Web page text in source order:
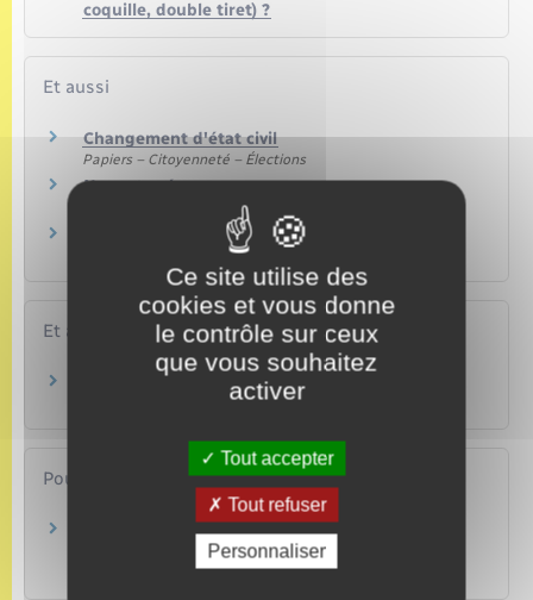
coquille, double tiret) ?
Et aussi
Changement d'état civil
Papiers – Citoyenneté – Élections
Nom et prénom
Papiers – Citoyenneté – Élections
Papiers – Citoyenneté – Élections
Et aussi
Pour une personne majeure
Papiers – Citoyenneté – Élections
Pour en savoir plus
Circulaire du 3 juin 2022 (loi du 2 mars 2022) –
Nom d'usage – changement de nom
Ministère chargé de la justice
Ce site utilise des
cookies et vous donne
le contrôle sur ceux
que vous souhaitez
activer
Tout accepter
Tout refuser
Personnaliser